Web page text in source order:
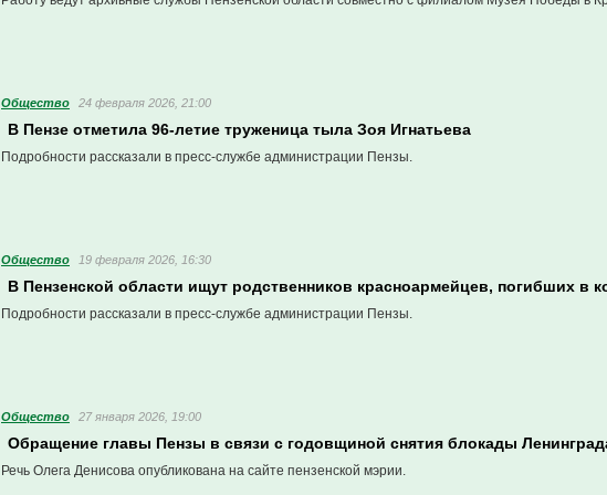
Общество 24 февраля 2026, 21:00
В Пензе отметила 96-летие труженица тыла Зоя Игнатьева
Подробности рассказали в пресс-службе администрации Пензы.
Общество 19 февраля 2026, 16:30
В Пензенской области ищут родственников красноармейцев, погибших в
Подробности рассказали в пресс-службе администрации Пензы.
Общество 27 января 2026, 19:00
Обращение главы Пензы в связи с годовщиной снятия блокады
Речь Олега Денисова опубликована на сайте пензенской мэрии.